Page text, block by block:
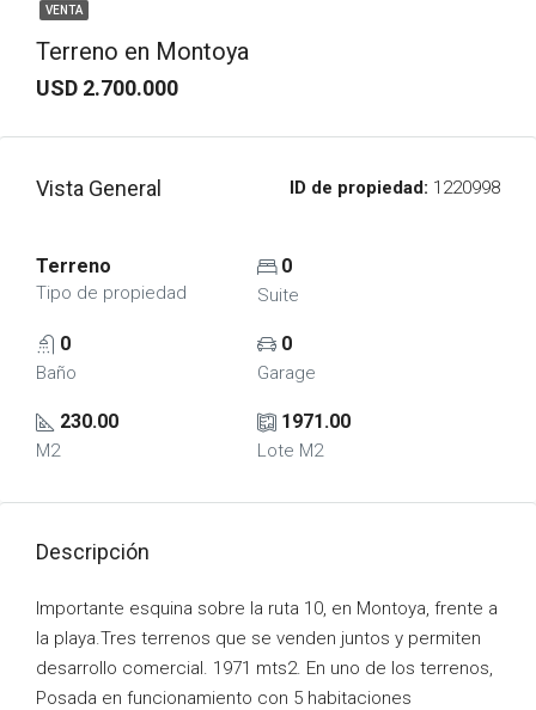
VENTA
Terreno en Montoya
USD 2.700.000
Vista General ID de propiedad: 1220998
Terreno
Tipo de propiedad
0
Suite
0
Baño
0
Garage
230.00
M2
1971.00
Lote M2
Descripción
Importante esquina sobre la ruta 10, en Montoya, frente a
la playa.Tres terrenos que se venden juntos y permiten
desarrollo comercial. 1971 mts2. En uno de los terrenos,
Posada en funcionamiento con 5 habitaciones